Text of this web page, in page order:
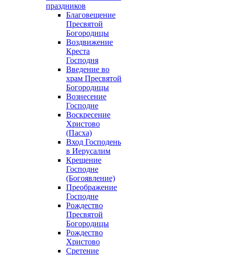
праздников
Благовещение
Пресвятой
Богородицы
Воздвижение
Креста
Господня
Введение во
храм Пресвятой
Богородицы
Вознесение
Господне
Воскресение
Христово
(Пасха)
Вход Господень
в Иерусалим
Крещение
Господне
(Богоявление)
Преображение
Господне
Рождество
Пресвятой
Богородицы
Рождество
Христово
Сретение